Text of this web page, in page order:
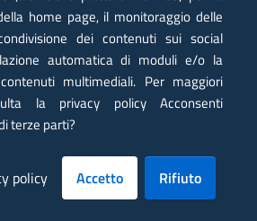
3 della presente ordinanza,
i gestori delle discariche individuate
i materiali non recuperabili di cui al
comma 4, del presente articolo, per i
di pretrattamento di cui
legislativo 13 gennaio 2003, n.
alle tipologie individuate nel
rilasciato dalla rispettiva
che i rispettivi direttori tecnici li
con le caratteristiche tecniche della
home page, il monitoraggio delle
dei contenuti sui social
automatica di moduli e/o la
multimediali. Per maggiori
la privacy policy Acconsenti
terze parti?
policy Accetto Rifiuto